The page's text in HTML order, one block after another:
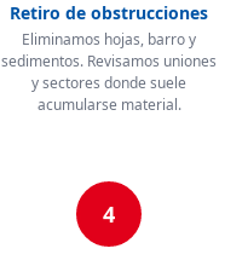
Retiro de obstrucciones
Eliminamos hojas, barro y
sedimentos. Revisamos uniones
y sectores donde suele
acumularse material.
4